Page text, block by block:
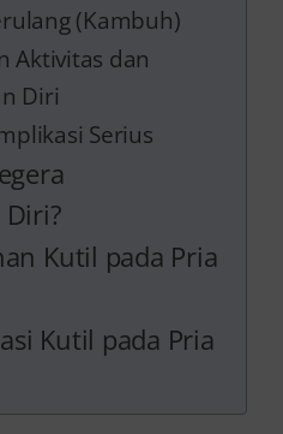
(Kambuh)
Aktivitas dan
Diri
Serius
Kutil pada Pria
Kutil pada Pria